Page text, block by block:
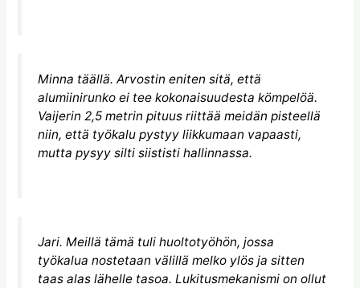
Minna täällä. Arvostin eniten sitä, että
alumiinirunko ei tee kokonaisuudesta kömpelöä.
Vaijerin 2,5 metrin pituus riittää meidän pisteellä
niin, että työkalu pystyy liikkumaan vapaasti,
mutta pysyy silti siististi hallinnassa.
Jari. Meillä tämä tuli huoltotyöhön, jossa
työkalua nostetaan välillä melko ylös ja sitten
taas alas lähelle tasoa. Lukitusmekanismi on ollut